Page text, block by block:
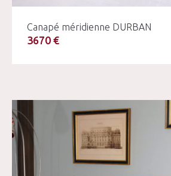
Canapé méridienne DURBAN
3670 €